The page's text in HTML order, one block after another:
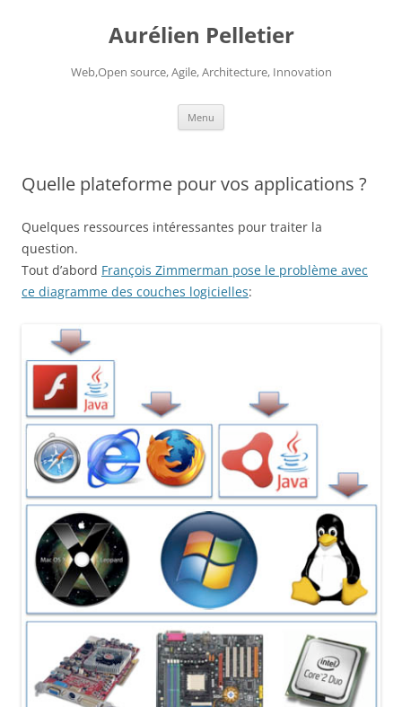
Aurélien Pelletier
Web,Open source, Agile, Architecture, Innovation
Menu
Quelle plateforme pour vos applications ?
Quelques ressources intéressantes pour traiter la
question.
Tout d’abord François Zimmerman pose le problème avec
ce diagramme des couches logicielles: